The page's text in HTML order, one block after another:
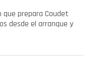
prepara Coudet
desde el arranque y